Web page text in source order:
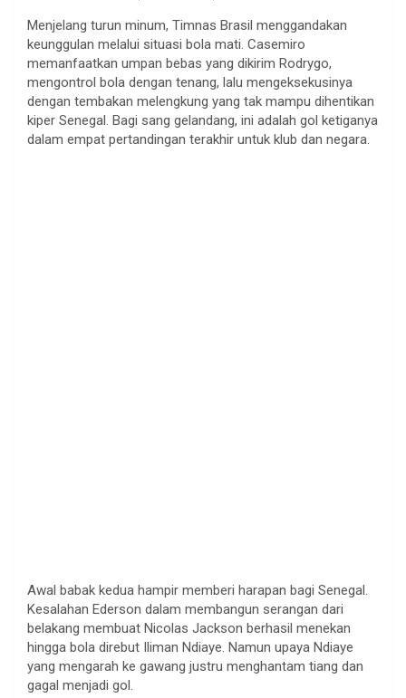
Menjelang turun minum, Timnas Brasil menggandakan
keunggulan melalui situasi bola mati. Casemiro
memanfaatkan umpan bebas yang dikirim Rodrygo,
mengontrol bola dengan tenang, lalu mengeksekusinya
dengan tembakan melengkung yang tak mampu dihentikan
kiper Senegal. Bagi sang gelandang, ini adalah gol ketiganya
dalam empat pertandingan terakhir untuk klub dan negara.
Awal babak kedua hampir memberi harapan bagi Senegal.
Kesalahan Ederson dalam membangun serangan dari
belakang membuat Nicolas Jackson berhasil menekan
hingga bola direbut Iliman Ndiaye. Namun upaya Ndiaye
yang mengarah ke gawang justru menghantam tiang dan
gagal menjadi gol.